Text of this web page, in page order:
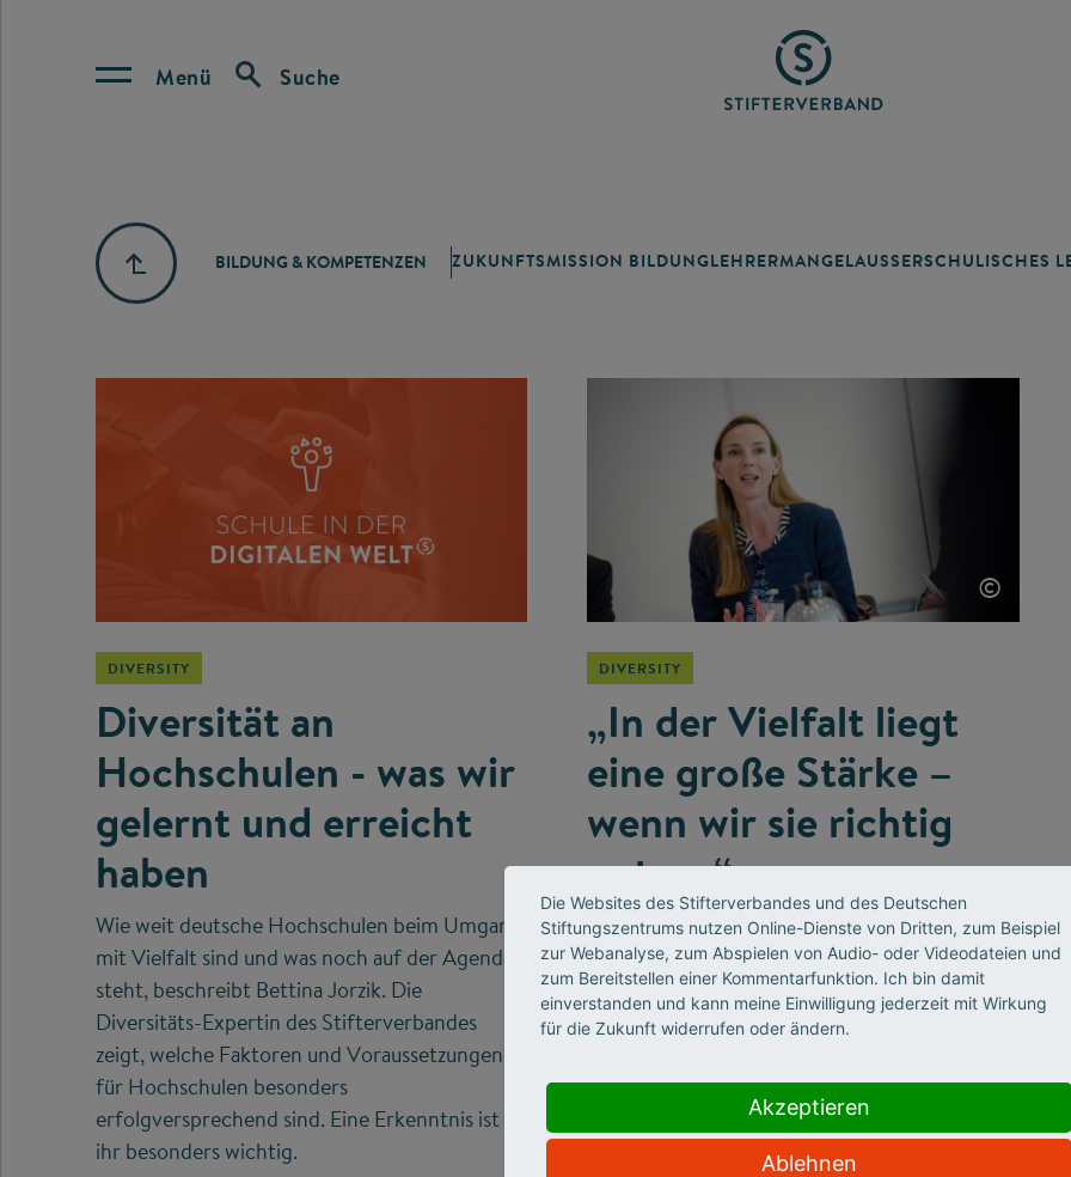
Menü Suche
BILDUNG & KOMPETENZEN ZUKUNFTSMISSION BILDUNGLEHRERMANGELAUSSERSCHULISCHES
DIVERSITY
Diversität an
Hochschulen - was wir
gelernt und erreicht
haben
Wie weit deutsche Hochschulen beim Umgang
mit Vielfalt sind und was noch auf der Agenda
steht, beschreibt Bettina Jorzik. Die
Diversitäts-Expertin des Stifterverbandes
zeigt, welche Faktoren und Voraussetzungen
für Hochschulen besonders
erfolgversprechend sind. Eine Erkenntnis ist
ihr besonders wichtig.
©
DIVERSITY
„In der Vielfalt liegt
eine große Stärke –
wenn wir sie richtig
nutzen“
Henkel-Chefin Simone Bagel-Trah war in
Deutschland die erste Frau an der Aufsichts-
Spitze eines Dax-Konzerns. Ein Gespräch über
die Bedeutung von Diversity für Unternehmen
chancengerechten Bildung.
Die Websites des Stifterverbandes und des Deutschen
Stiftungszentrums nutzen Online-Dienste von Dritten, zum Beispiel
zur Webanalyse, zum Abspielen von Audio- oder Videodateien und
zum Bereitstellen einer Kommentarfunktion. Ich bin damit
einverstanden und kann meine Einwilligung jederzeit mit Wirkung
für die Zukunft widerrufen oder ändern.
Akzeptieren
Ablehnen